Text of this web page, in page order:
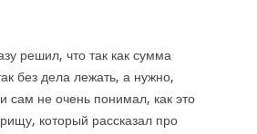
решил, что так как сумма
без дела лежать, а нужно,
сам не очень понимал, как это
который рассказал про